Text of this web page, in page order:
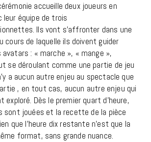
accueille deux joueurs en
équipe de trois
Ils vont s’affronter dans une
cours de laquelle ils doivent guider
: « marche », « mange »,
se déroulant comme une partie de jeu
a aucun autre enjeu au spectacle que
, en tout cas, aucun autre enjeu qui
exploré. Dès le premier quart d’heure,
jouées et la recette de la pièce
que l’heure dix restante n’est que la
format, sans grande nuance.